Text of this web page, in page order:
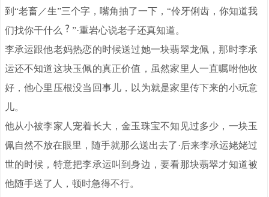
到“老畜／生”三个字，嘴角抽了一下，“伶牙俐齿，你知道我
们找你干什么
”·重岩心说老子还真知道。
李承运跟他老妈热恋的时候送过她一块翡翠龙佩，那时李承
运还不知道这块玉佩的真正价值，虽然家里人一直嘱咐他收
好，他心里压根没当回事儿，以为就是家里传下来的小玩意
儿。
他从小被李家人宠着长大，金玉珠宝不知见过多少，一块玉
佩自然不放在眼里，随手就那么送出去了·后来李承运姥姥过
世的时候，特意把李承运叫到身边，要看那块翡翠才知道被
他随手送了人，顿时急得不行。